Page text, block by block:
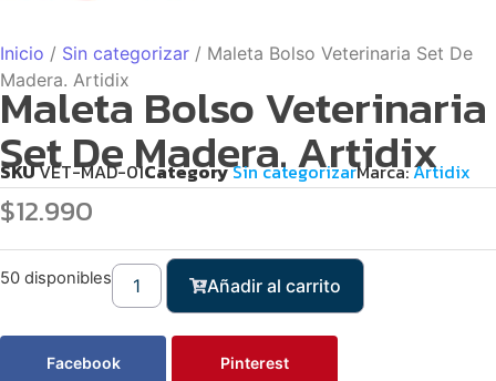
Inicio / Sin categorizar / Maleta Bolso Veterinaria Set De
Madera. Artidix
Maleta Bolso Veterinaria
Set De Madera. Artidix
SKUVET-MAD-01CategorySin categorizarMarca:Artidix
$12.990
50 disponibles Añadir al carrito
Facebook Pinterest